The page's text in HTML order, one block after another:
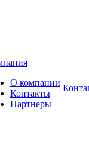
О компании
Контакты
Партнеры